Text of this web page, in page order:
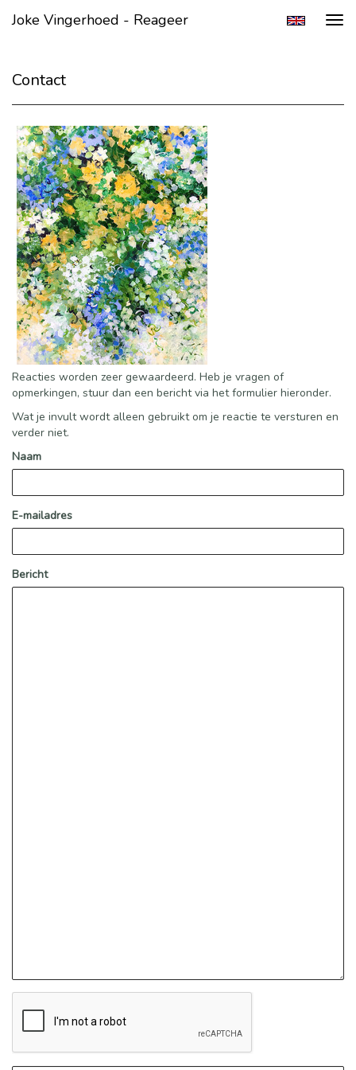
Joke Vingerhoed - Reageer
Contact
Reacties worden zeer gewaardeerd. Heb je vragen of
opmerkingen, stuur dan een bericht via het formulier hieronder.
Wat je invult wordt alleen gebruikt om je reactie te versturen en
verder niet.
Naam
E-mailadres
Bericht